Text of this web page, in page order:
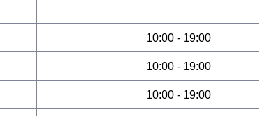
10:00 - 19:00
10:00 - 19:00
10:00 - 19:00